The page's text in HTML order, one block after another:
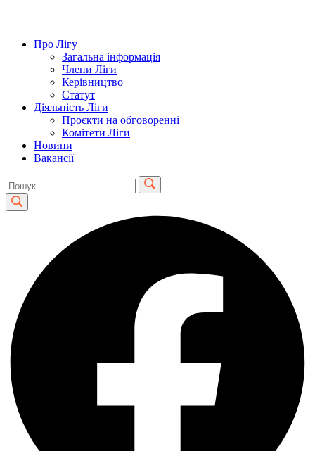
Про Лігу
Загальна інформація
Члени Ліги
Керівництво
Статут
Діяльність Ліги
Проєкти на обговоренні
Комітети Ліги
Новини
Вакансії